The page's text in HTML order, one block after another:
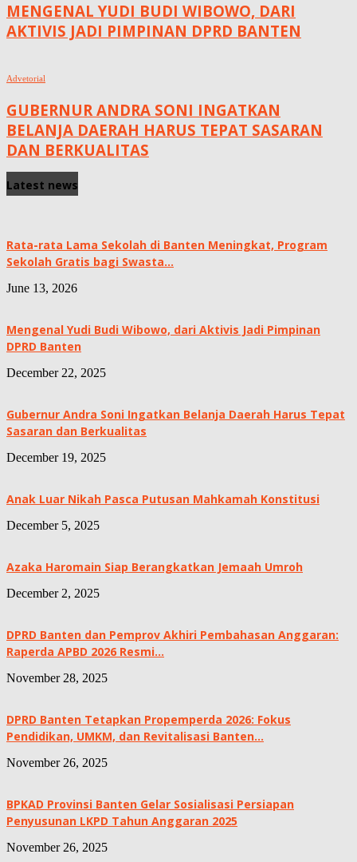
MENGENAL YUDI BUDI WIBOWO, DARI
AKTIVIS JADI PIMPINAN DPRD BANTEN
Advetorial
GUBERNUR ANDRA SONI INGATKAN
BELANJA DAERAH HARUS TEPAT SASARAN
DAN BERKUALITAS
Latest news
Rata-rata Lama Sekolah di Banten Meningkat, ‎Program
Sekolah Gratis bagi Swasta...
June 13, 2026
Mengenal Yudi Budi Wibowo, dari Aktivis Jadi Pimpinan
DPRD Banten
December 22, 2025
Gubernur Andra Soni Ingatkan Belanja Daerah Harus Tepat
Sasaran dan Berkualitas
December 19, 2025
Anak Luar Nikah Pasca Putusan Mahkamah Konstitusi
December 5, 2025
Azaka Haromain Siap Berangkatkan Jemaah Umroh
December 2, 2025
DPRD Banten dan Pemprov Akhiri Pembahasan Anggaran:
Raperda APBD 2026 Resmi...
November 28, 2025
DPRD Banten Tetapkan Propemperda 2026: Fokus
Pendidikan, UMKM, dan Revitalisasi Banten...
November 26, 2025
BPKAD Provinsi Banten Gelar Sosialisasi Persiapan
Penyusunan LKPD Tahun Anggaran 2025
November 26, 2025